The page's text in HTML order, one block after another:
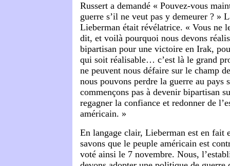
Russert a demandé « Pouvez-vous
guerre s’il ne veut pas y demeurer ? »
Lieberman était révélatrice. « Vous ne
dit, et voilà pourquoi nous devons
bipartisan pour une victoire en Irak,
qui soit réalisable… c’est là le grand
ne peuvent nous défaire sur le champ
nous pouvons perdre la guerre au pays
commençons pas à devenir bipartisan
regagner la confiance et redonner de
américain. »
En langage clair, Lieberman est en fait
savons que le peuple américain est
voté ainsi le 7 novembre. Nous,